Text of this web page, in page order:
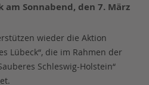
Sonnabend, den 7. März
wieder die Aktion
Lübeck“, die im Rahmen der
Schleswig-Holstein“